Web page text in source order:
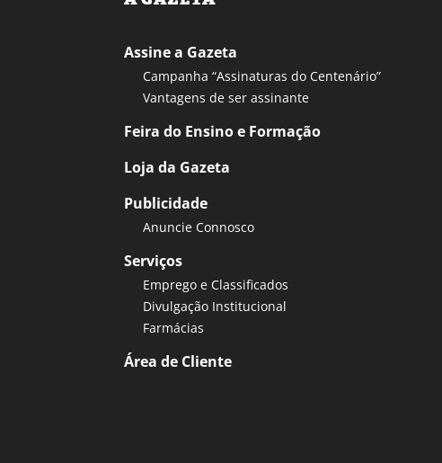
Assine a Gazeta
Campanha “Assinaturas do Centenário”
Vantagens de ser assinante
Feira do Ensino e Formação
Loja da Gazeta
Publicidade
Anuncie Connosco
Serviços
Emprego e Classificados
Divulgação Institucional
Farmácias
Área de Cliente